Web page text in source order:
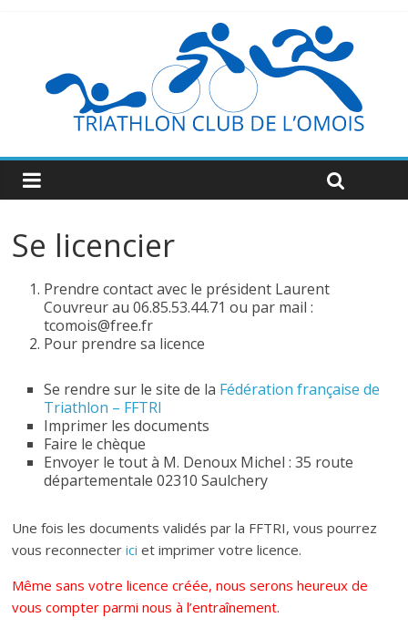
Se licencier
Prendre contact avec le président Laurent
Couvreur au 06.85.53.44.71 ou par mail :
tcomois@free.fr
Pour prendre sa licence
Se rendre sur le site de la Fédération française de
Triathlon – FFTRI
Imprimer les documents
Faire le chèque
Envoyer le tout à M. Denoux Michel : 35 route
départementale 02310 Saulchery
Une fois les documents validés par la FFTRI, vous pourrez
vous reconnecterici et imprimer votre licence.
Même sans votre licence créée, nous serons heureux de
vous compter parmi nous à l’entraînement.